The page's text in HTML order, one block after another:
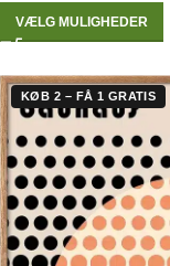
VÆLG MULIGHEDER
KØB 2 – FÅ 1 GRATIS